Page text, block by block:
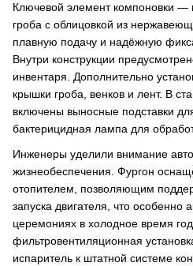
Ключевой элемент компоновки —
гроба с облицовкой из
плавную подачу и надёжную
Внутри конструкции
инвентаря. Дополнительно
крышки гроба, венков и лент. В
включены выносные подставки
бактерицидная лампа для
Инженеры уделили внимание
жизнеобеспечения. Фургон
отопителем, позволяющим
запуска двигателя, что особенно
церемониях в холодное время
фильтровентиляционная
испаритель к штатной системе